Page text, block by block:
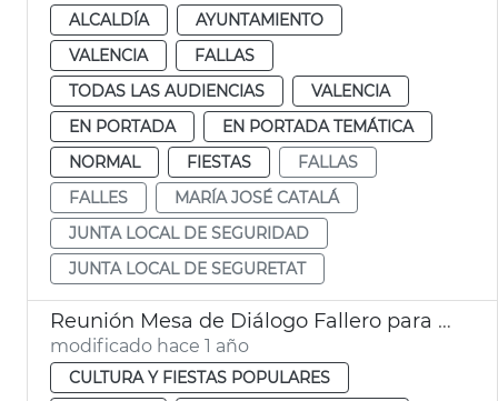
ALCALDÍA
AYUNTAMIENTO
VALENCIA
FALLAS
TODAS LAS AUDIENCIAS
VALENCIA
EN PORTADA
EN PORTADA TEMÁTICA
NORMAL
FIESTAS
FALLAS
FALLES
MARÍA JOSÉ CATALÁ
JUNTA LOCAL DE SEGURIDAD
JUNTA LOCAL DE SEGURETAT
Reunión Mesa de Diálogo Fallero para elaborar el Bando Fallero
modificado hace 1 año
CULTURA Y FIESTAS POPULARES